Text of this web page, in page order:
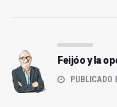
Feijóo y la
PUBLICADO